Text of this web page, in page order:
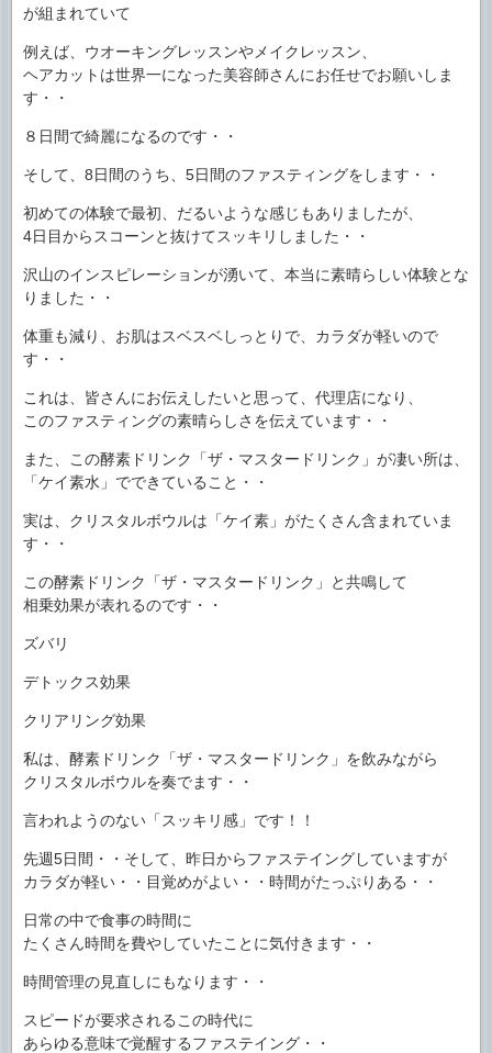
が組まれていて
例えば、ウオーキングレッスンやメイクレッスン、
ヘアカットは世界一になった美容師さんにお任せでお願いしま
す・・
８日間で綺麗になるのです・・
そして、8日間のうち、5日間のファスティングをします・・
初めての体験で最初、だるいような感じもありましたが、
4日目からスコーンと抜けてスッキリしました・・
沢山のインスピレーションが湧いて、本当に素晴らしい体験とな
りました・・
体重も減り、お肌はスベスベしっとりで、カラダが軽いので
す・・
これは、皆さんにお伝えしたいと思って、代理店になり、
このファスティングの素晴らしさを伝えています・・
また、この酵素ドリンク「ザ・マスタードリンク」が凄い所は、
「ケイ素水」でできていること・・
実は、クリスタルボウルは「ケイ素」がたくさん含まれていま
す・・
この酵素ドリンク「ザ・マスタードリンク」と共鳴して
相乗効果が表れるのです・・
ズバリ
デトックス効果
クリアリング効果
私は、酵素ドリンク「ザ・マスタードリンク」を飲みながら
クリスタルボウルを奏でます・・
言われようのない「スッキリ感」です！！
先週5日間・・そして、昨日からファステイングしていますが
カラダが軽い・・目覚めがよい・・時間がたっぷりある・・
日常の中で食事の時間に
たくさん時間を費やしていたことに気付きます・・
時間管理の見直しにもなります・・
スピードが要求されるこの時代に
あらゆる意味で覚醒するファステイング・・